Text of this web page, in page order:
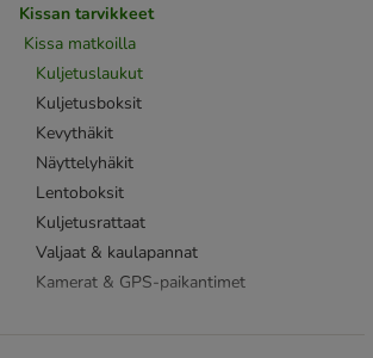
Kissan tarvikkeet
Kissa matkoilla
Kuljetuslaukut
Kuljetusboksit
Kevythäkit
Näyttelyhäkit
Lentoboksit
Kuljetusrattaat
Valjaat & kaulapannat
Kamerat & GPS-paikantimet